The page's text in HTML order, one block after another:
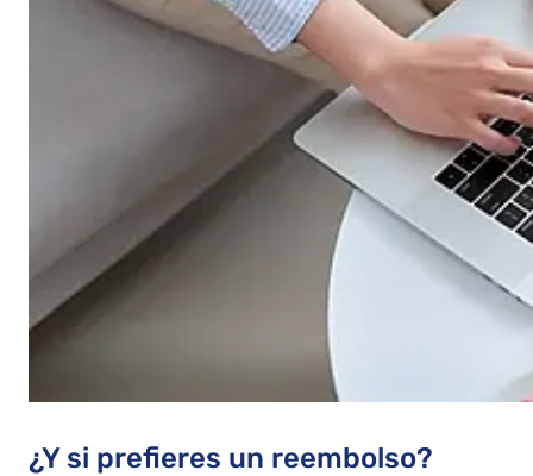
¿Y si prefieres un reembolso?